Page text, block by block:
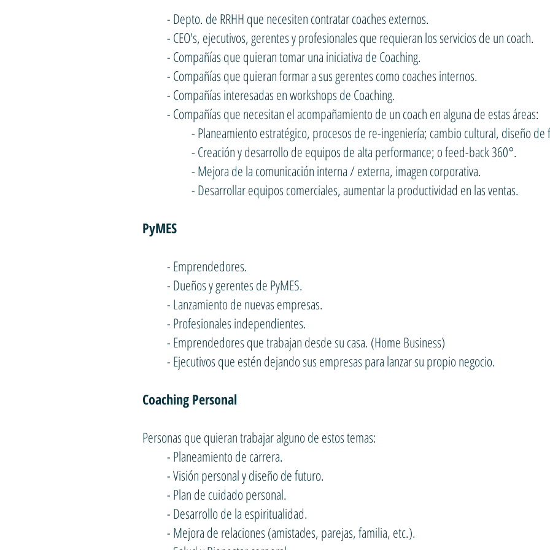
- Depto. de RRHH que necesiten contratar coaches externos.
- CEO's, ejecutivos, gerentes y profesionales que requieran los servicios de un coach.
- Compañías que quieran tomar una iniciativa de Coaching.
- Compañías que quieran formar a sus gerentes como coaches internos.
- Compañías interesadas en workshops de Coaching.
- Compañías que necesitan el acompañamiento de un coach en alguna de estas áreas:
- Planeamiento estratégico, procesos de re-ingeniería; cambio cultural, diseño de
- Creación y desarrollo de equipos de alta performance; o feed-back 360°.
- Mejora de la comunicación interna / externa, imagen corporativa.
- Desarrollar equipos comerciales, aumentar la productividad en las ventas.
PyMES
- Emprendedores.
- Dueños y gerentes de PyMES.
- Lanzamiento de nuevas empresas.
- Profesionales independientes.
- Emprendedores que trabajan desde su casa. (Home Business)
- Ejecutivos que estén dejando sus empresas para lanzar su propio negocio.
Coaching Personal
Personas que quieran trabajar alguno de estos temas:
- Planeamiento de carrera.
- Visión personal y diseño de futuro.
- Plan de cuidado personal.
- Desarrollo de la espiritualidad.
- Mejora de relaciones (amistades, parejas, familia, etc.).